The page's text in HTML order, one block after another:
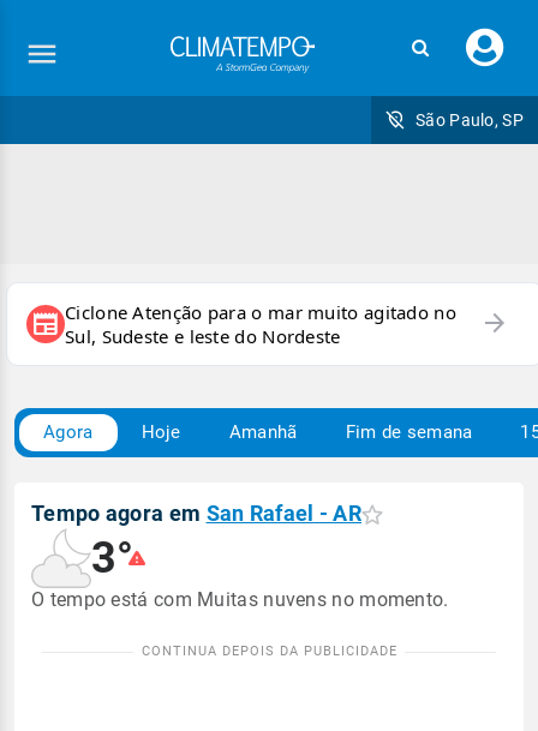
seu
São Paulo, SP
newspaper Ciclone Atenção para o mar muito agitado no
Sul, Sudeste e leste do Nordeste
arrow_forward
Agora Hoje Amanhã Fim de semana
Tempo agora em San Rafael - AR
3°
O tempo está com Muitas nuvens no momento.